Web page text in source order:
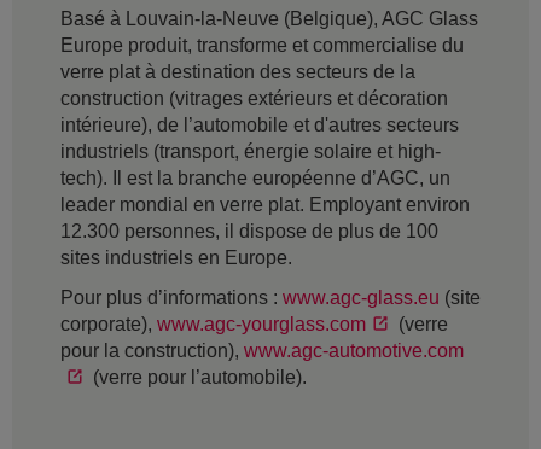
Basé à Louvain-la-Neuve (Belgique), AGC Glass
Europe produit, transforme et commercialise du
verre plat à destination des secteurs de la
construction (vitrages extérieurs et décoration
intérieure), de l’automobile et d'autres secteurs
industriels (transport, énergie solaire et high-
tech). Il est la branche européenne d’AGC, un
leader mondial en verre plat. Employant environ
12.300 personnes, il dispose de plus de 100
sites industriels en Europe.
Pour plus d’informations : www.agc-glass.eu (site
corporate), www.agc-yourglass.com
(verre
pour la construction), www.agc-automotive.com
(verre pour l’automobile).